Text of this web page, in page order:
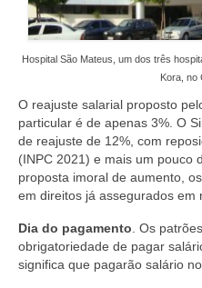
Hospital São Mateus, um dos três
Kora, no
O reajuste salarial proposto
particular é de apenas 3%. O
de reajuste de 12%, com
(INPC 2021) e mais um pouco
proposta imoral de aumento,
em direitos já assegurados em
Dia do pagamento . Os
obrigatoriedade de pagar
significa que pagarão salário